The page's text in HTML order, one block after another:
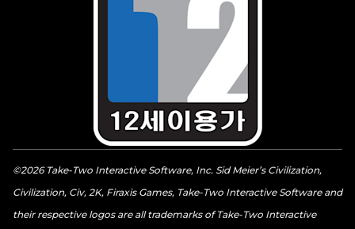
©2026 Take-Two Interactive Software, Inc. Sid Meier’s Civilization,
Civilization, Civ, 2K, Firaxis Games, Take-Two Interactive Software and
their respective logos are all trademarks of Take-Two Interactive